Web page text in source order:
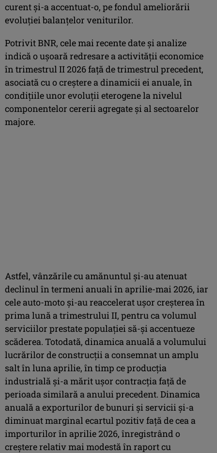
curent şi-a accentuat-o, pe fondul ameliorării
evoluţiei balanţelor veniturilor.
Potrivit BNR, cele mai recente date şi analize
indică o uşoară redresare a activităţii economice
în trimestrul II 2026 faţă de trimestrul precedent,
asociată cu o creştere a dinamicii ei anuale, în
condiţiile unor evoluţii eterogene la nivelul
componentelor cererii agregate şi al sectoarelor
majore.
Astfel, vânzările cu amănuntul şi-au atenuat
declinul în termeni anuali în aprilie-mai 2026, iar
cele auto-moto şi-au reaccelerat uşor creşterea în
prima lună a trimestrului II, pentru ca volumul
serviciilor prestate populaţiei să-şi accentueze
scăderea. Totodată, dinamica anuală a volumului
lucrărilor de construcţii a consemnat un amplu
salt în luna aprilie, în timp ce producţia
industrială şi-a mărit uşor contracţia faţă de
perioada similară a anului precedent. Dinamica
anuală a exporturilor de bunuri şi servicii şi-a
diminuat marginal ecartul pozitiv faţă de cea a
importurilor în aprilie 2026, înregistrând o
creştere relativ mai modestă în raport cu